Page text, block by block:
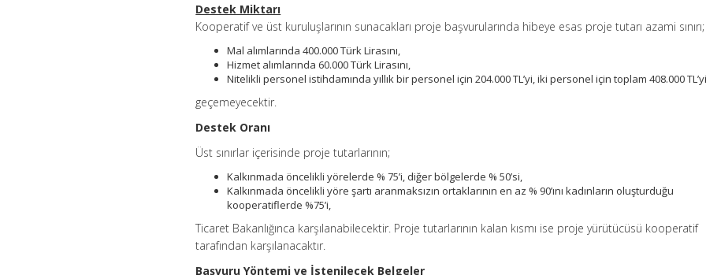
Destek Miktarı
Kooperatif ve üst kuruluşlarının sunacakları proje başvurularında hibeye esas proje tutarı azami sınırı;
Mal alımlarında 400.000 Türk Lirasını,
Hizmet alımlarında 60.000 Türk Lirasını,
Nitelikli personel istihdamında yıllık bir personel için 204.000 TL’yi, iki personel için toplam 408.000 TL’yi
geçemeyecektir.
Destek Oranı
Üst sınırlar içerisinde proje tutarlarının;
Kalkınmada öncelikli yörelerde % 75’i, diğer bölgelerde % 50’si,
Kalkınmada öncelikli yöre şartı aranmaksızın ortaklarının en az % 90’ını kadınların oluşturduğu
kooperatiflerde %75’i,
Ticaret Bakanlığınca karşılanabilecektir. Proje tutarlarının kalan kısmı ise proje yürütücüsü kooperatif
tarafından karşılanacaktır.
Başvuru Yöntemi ve İstenilecek Belgeler